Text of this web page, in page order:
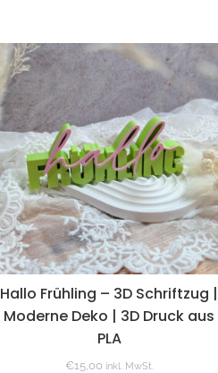
Hallo Frühling – 3D Schriftzug |
Moderne Deko | 3D Druck aus
PLA
€15,00 inkl. MwSt.